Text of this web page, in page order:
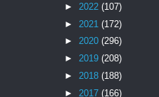
► 2022 (107)
► 2021 (172)
► 2020 (296)
► 2019 (208)
► 2018 (188)
► 2017 (166)